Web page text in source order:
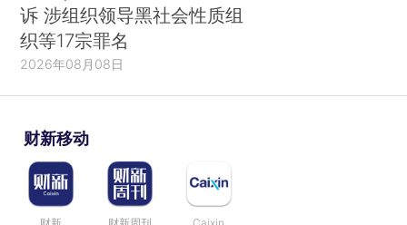
诉 涉组织领导黑社会性质组
织等17宗罪名
2026年08月08日
财新移动